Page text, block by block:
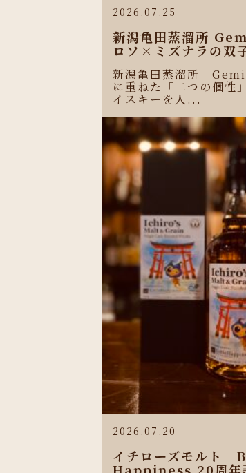
2026.07.25
新潟亀田蒸溜所
ロソ×ミズナラの双
新潟亀田蒸溜所「
に重ねた「二つの個性
イスキーを人...
2026.07.20
イチローズモルト